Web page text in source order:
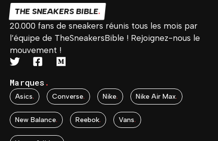
THE SNEAKERS BIBLE.
20.000 fans de sneakers réunis tous les mois par
l’équipe de TheSneakersBible ! Rejoignez-nous le
mouvement !
Marques .
Asics. Converse. Nike. Nike Air Max.
New Balance. Reebok. Vans.